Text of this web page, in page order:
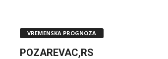
VREMENSKA PROGNOZA
POZAREVAC,RS